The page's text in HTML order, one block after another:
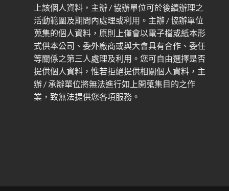
上該個人資料，主辦 / 協辦單位可於後續辦理之
活動範圍及期間內處理或利用。主辦 / 協辦單位
蒐集的個人資料，原則上僅會以電子檔或紙本形
式供本公司、委外廠商或與大會具有合作、委任
等關係之第三人處理及利用。您可自由選擇是否
提供個人資料，惟若拒絕提供相關個人資料，主
辦 / 承辦單位將無法進行如上開蒐集目的之作
業，致無法提供您各項服務。